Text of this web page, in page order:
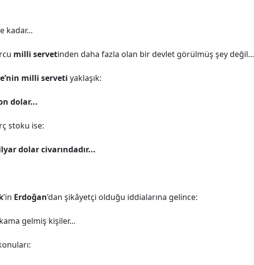
kadar...
milli servetinden daha fazla olan bir devlet görülmüş şey değil...
milli serveti yaklaşık:
dolar...
stoku ise:
dolar civarındadır...
’in Erdoğan’dan şikâyetçi olduğu iddialarına gelince:
gelmiş kişiler...